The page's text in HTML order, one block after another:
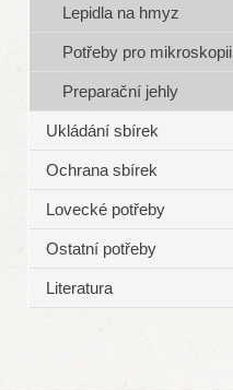
Lepidla na hmyz
Potřeby pro mikroskopii
Preparační jehly
Ukládání sbírek
Ochrana sbírek
Lovecké potřeby
Ostatní potřeby
Literatura